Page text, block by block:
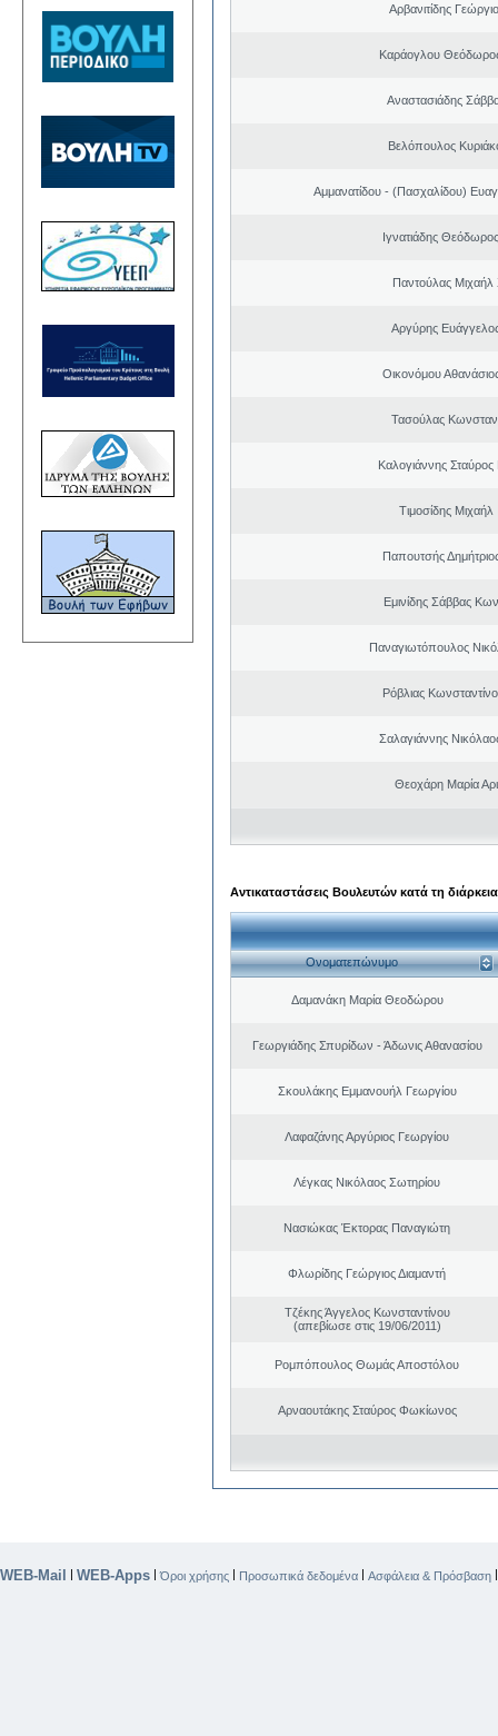
Αρβανιτίδης
Καράογλου
Αναστασιάδης
Βελόπουλος
Αμμανατίδου - (Πασχαλίδου)
Ιγνατιάδης
Παντούλας Μιχαήλ
Αργύρης
Οικονόμου
Τασούλας
Καλογιάννης Σταύρος
Τιμοσίδης
Παπουτσής
Εμινίδης Σάββας
Παναγιωτόπουλος
Ρόβλιας
Σαλαγιάννης
Θεοχάρη Μαρία
Αντικαταστάσεις Βουλευτών κατά τη
Ονοματεπώνυμο
Δαμανάκη Μαρία Θεοδώρου
Γεωργιάδης Σπυρίδων - Άδωνις Αθανασίου
Σκουλάκης Εμμανουήλ Γεωργίου
Λαφαζάνης Αργύριος Γεωργίου
Λέγκας Νικόλαος Σωτηρίου
Νασιώκας Έκτορας Παναγιώτη
Φλωρίδης Γεώργιος Διαμαντή
Τζέκης Άγγελος Κωνσταντίνου
(απεβίωσε στις 19/06/2011)
Ρομπόπουλος Θωμάς Αποστόλου
Αρναουτάκης Σταύρος Φωκίωνος
WEB-Mail | WEB-Apps |Όροι χρήσης | Προσωπικά δεδομένα | Ασφάλεια & Πρόσβαση